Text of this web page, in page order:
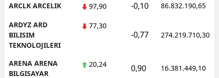
ARCLK ARCELIK 97,90 -0,10 86.832.190,65
ARDYZ ARD
BILISIM
TEKNOLOJILERI
77,30
-0,77 274.219.710,30
ARENA ARENA
BILGISAYAR
20,24 0,90 16.381.449,10